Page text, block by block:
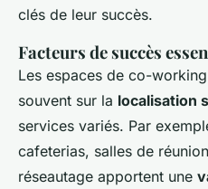
clés de leur succès.
Facteurs de succès
Les espaces de co-
souvent sur la localisation
services variés. Par
cafeterias, salles de
réseautage apportent une